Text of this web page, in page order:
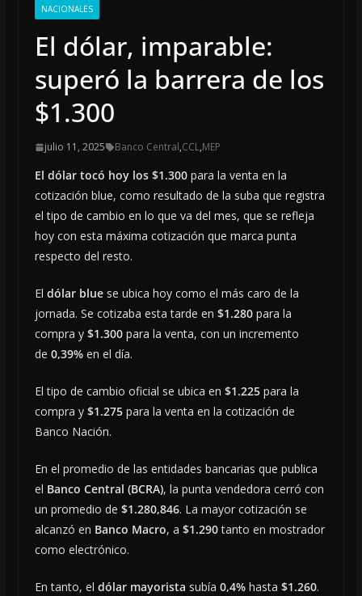
NACIONALES
El dólar, imparable:
superó la barrera de los
$1.300
julio 11, 2025 Banco Central,CCL,MEP
El dólar tocó hoy los $1.300para la venta en la
cotización blue, como resultado de la suba que registra
el tipo de cambio en lo que va del mes, que se refleja
hoy con esta máxima cotización que marca punta
respecto del resto.
El dólar bluese ubica hoy como el más caro de la
jornada. Se cotizaba esta tarde en $1.280para la
compra y $1.300para la venta, con un incremento
de 0,39%en el día.
El tipo de cambio oficial se ubica en $1.225para la
compra y $1.275para la venta en la cotización de
Banco Nación.
En el promedio de las entidades bancarias que publica
el Banco Central (BCRA), la punta vendedora cerró con
un promedio de $1.280,846. La mayor cotización se
alcanzó en Banco Macro, a $1.290tanto en mostrador
como electrónico.
En tanto, el dólar mayorista subía 0,4%hasta $1.260.